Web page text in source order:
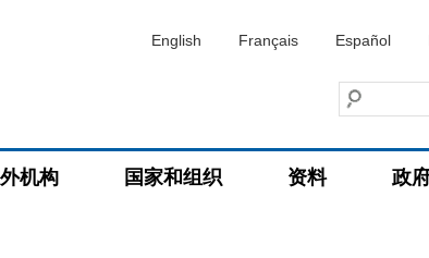
English Français Español
机构 国家和组织 资料 政